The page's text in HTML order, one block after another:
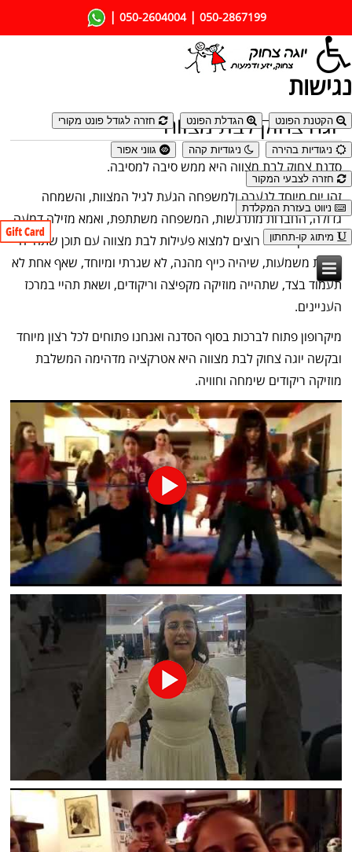
050-2867199
|
050-2604004
|
נגישות
הקטנת הפונט הגדלת הפונט חזרה לגודל פונט מקורי
ניגודיות בהירה ניגודיות קהה גווני אפור
חזרה לצבעי המקור
ניווט בעזרת המקלדת
מיתוג קו-תחתון
יוגה צחוק לבת מצווה
סדנת צחוק לבת מצווה היא ממש סיבה למסיבה.
זהו יום מיוחד לנערה ולמשפחה הגעת לגיל המצוות, והשמחה
גדולה, החברות מתרגשות, המשפחה משתתפת, ואמא מזילה דמעה
וגם צוחקת אתם רוצים למצוא פעילות לבת מצווה עם תוכן שתהייה
מלאת משמעות, שיהיה כייף מהנה, לא שגרתי ומיוחד, שאף אחת לא
תעמוד בצד, שתהייה מוזיקה מקפיצה וריקודים, ושאת תהיי במרכז
העניינים.
מיקרופון פתוח לברכות בסוף הסדנה ואנחנו פתוחים לכל רצון מיוחד
ובקשה יוגה צחוק לבת מצווה היא אטרקציה מדהימה המשלבת
מוזיקה ריקודים שימחה וחוויה.